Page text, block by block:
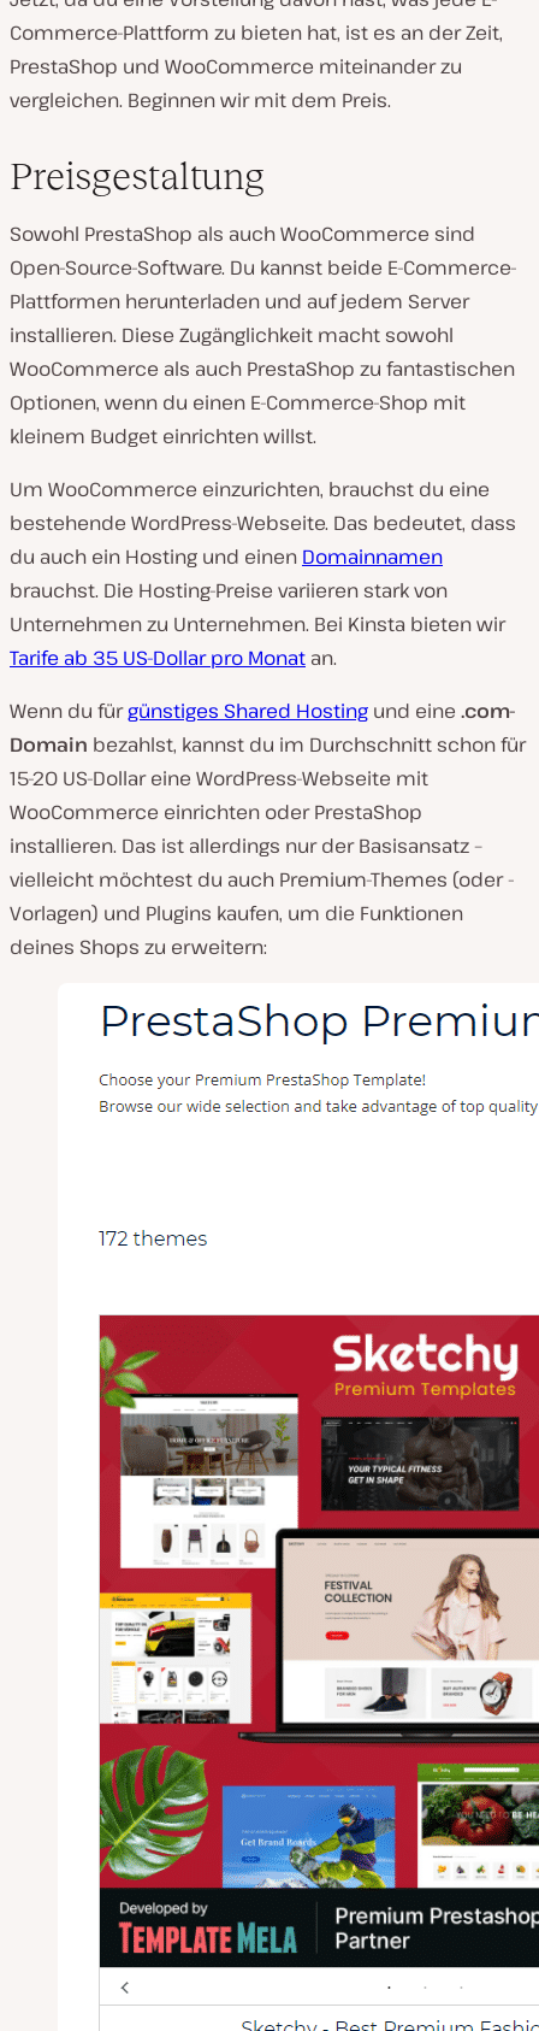
Commerce-Plattform zu bieten hat, ist es an der Zeit,
PrestaShop und WooCommerce miteinander zu
vergleichen. Beginnen wir mit dem Preis.
Preisgestaltung
Sowohl PrestaShop als auch WooCommerce sind
Open-Source-Software. Du kannst beide E-Commerce-
Plattformen herunterladen und auf jedem Server
installieren. Diese Zugänglichkeit macht sowohl
WooCommerce als auch PrestaShop zu fantastischen
Optionen, wenn du einen E-Commerce-Shop mit
kleinem Budget einrichten willst.
Um WooCommerce einzurichten, brauchst du eine
bestehende WordPress-Webseite. Das bedeutet, dass
du auch ein Hosting und einen Domainnamen
brauchst. Die Hosting-Preise variieren stark von
Unternehmen zu Unternehmen. Bei Kinsta bieten wir
Tarife ab 35 US-Dollar pro Monat an.
Wenn du fürgünstiges Shared Hosting und eine .com-
Domain bezahlst, kannst du im Durchschnitt schon für
15-20 US-Dollar eine WordPress-Webseite mit
WooCommerce einrichten oder PrestaShop
installieren. Das ist allerdings nur der Basisansatz –
vielleicht möchtest du auch Premium-Themes (oder -
Vorlagen) und Plugins kaufen, um die Funktionen
deines Shops zu erweitern: